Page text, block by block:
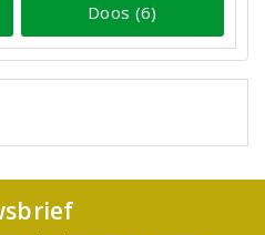
Doos (6)